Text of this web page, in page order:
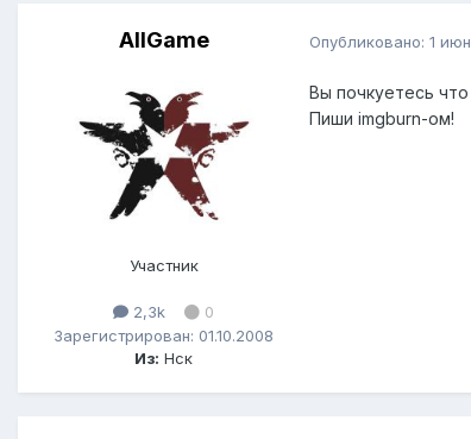
AllGame
Участник
2,3k
0
Зарегистрирован: 01.10.2008
Из: Нск
Опубликовано: 1
Вы почкуетесь что
Пиши imgburn-ом!